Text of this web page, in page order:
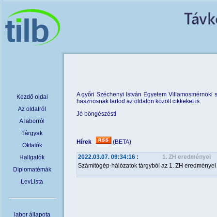
Kezdő oldal
Az oldalról
A laborról
Tárgyak
Oktatók
Hallgatók
Diplomatémák
LevLista
labor állapota
A győri Széchenyi István Egyetem
hasznosnak tartod az oldalon közölt cikkeket is.
Jó böngészést!
Hírek (BETA)
2022.03.07. 09:34:16: 1. ZH eredményei
Számítógép-hálózatok tárgyból az 1. ZH